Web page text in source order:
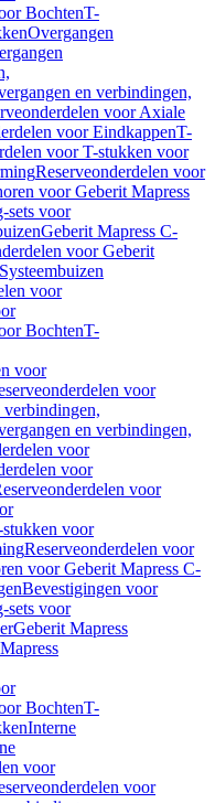
BochtenT-
Overgangen
en verbindingen,
voor Axiale
voor EindkappenT-
voor T-stukken voor
Reserveonderdelen voor
voor Geberit Mapress
sets voor
Geberit Mapress C-
voor Geberit
Systeembuizen
voor
BochtenT-
voor
voor
verbindingen,
en verbindingen,
voor
voor
voor
voor
Reserveonderdelen voor
voor Geberit Mapress C-
Bevestigingen voor
sets voor
Geberit Mapress
BochtenT-
Interne
voor
voor